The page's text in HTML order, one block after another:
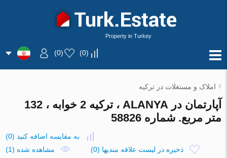
Property in Turkey
(
0
)
(
0
)
املاک و مستغلات در ترکیه
آپارتمان در ALANYA ، ترکیه 2 خوابه ، 132
متر مربع. شماره 58826
به مقایسه اضافه کنید (
0
)
ذخیره در لیست علاقه مندیها (
0
)
مشاهده شده (1)